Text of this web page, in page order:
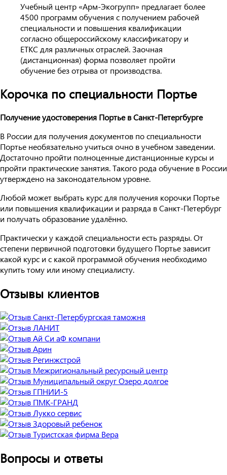
Учебный центр «Арм-Экогрупп» предлагает более
4500 программ обучения с получением рабочей
специальности и повышения квалификации
согласно общероссийскому классификатору и
ЕТКС для различных отраслей. Заочная
(дистанционная) форма позволяет пройти
обучение без отрыва от производства.
Корочка по специальности Портье
Получение удостоверения Портье в Санкт-Петергбурге
В России для получения документов по специальности
Портье необязательно учиться очно в учебном заведении.
Достаточно пройти полноценные дистанционные курсы и
пройти практические занятия. Такого рода обучение в России
утверждено на законодательном уровне.
Любой может выбрать курс для получения корочки Портье
или повышения квалификации и разряда в Санкт-Петербург
и получать образование удалённо.
Практически у каждой специальности есть разряды. От
степени первичной подготовки будущего Портье зависит
какой курс и с какой программой обучения необходимо
купить тому или иному специалисту.
Отзывы клиентов
Вопросы и ответы